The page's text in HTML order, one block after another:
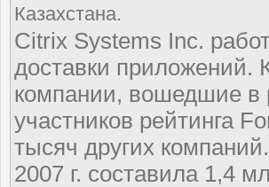
Казахстана.
Citrix Systems Inc.
доставки приложений.
компании, вошедшие в
участников рейтинга
тысяч других
2007 г. составила 1,4